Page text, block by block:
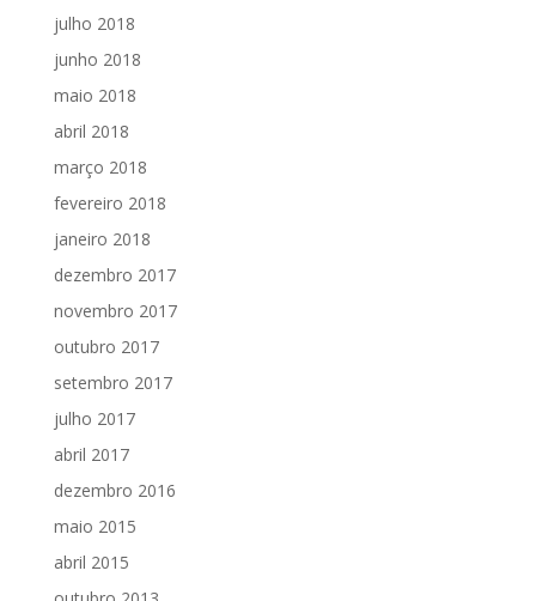
julho 2018
junho 2018
maio 2018
abril 2018
março 2018
fevereiro 2018
janeiro 2018
dezembro 2017
novembro 2017
outubro 2017
setembro 2017
julho 2017
abril 2017
dezembro 2016
maio 2015
abril 2015